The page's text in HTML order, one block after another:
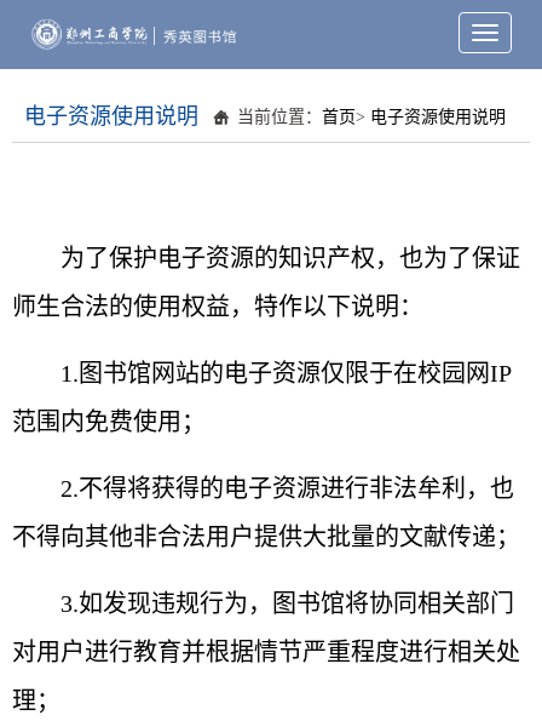
Toggle
电子资源使用说明 当前位置： 首页> 电子资源使用说明
为了保护电子资源的知识产权，也为了保证
师生合法的使用权益，特作以下说明：
1.图书馆网站的电子资源仅限于在校园网IP
范围内免费使用；
2.不得将获得的电子资源进行非法牟利，也
不得向其他非合法用户提供大批量的文献传递；
3.如发现违规行为，图书馆将协同相关部门
对用户进行教育并根据情节严重程度进行相关处
理；